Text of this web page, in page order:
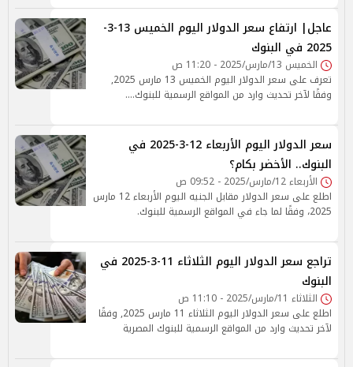
عاجل| ارتفاع سعر الدولار اليوم الخميس 13-3-
2025 في البنوك
الخميس 13/مارس/2025 - 11:20 ص
تعرف على سعر الدولار اليوم الخميس 13 مارس 2025,
وفقًا لآخر تحديث وارد من المواقع الرسمية للبنوك....
سعر الدولار اليوم الأربعاء 12-3-2025 في
البنوك.. الأخضر بكام؟
الأربعاء 12/مارس/2025 - 09:52 ص
اطلع على سعر الدولار مقابل الجنيه اليوم الأربعاء 12 مارس
2025، وفقًا لما جاء في المواقع الرسمية للبنوك.
تراجع سعر الدولار اليوم الثلاثاء 11-3-2025 في
البنوك
الثلاثاء 11/مارس/2025 - 11:10 ص
اطلع على سعر الدولار اليوم الثلاثاء 11 مارس 2025, وفقًا
لآخر تحديث وارد من المواقع الرسمية للبنوك المصرية